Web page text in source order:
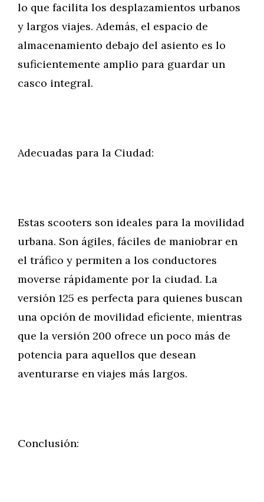
lo que facilita los desplazamientos urbanos
y largos viajes. Además, el espacio de
almacenamiento debajo del asiento es lo
suficientemente amplio para guardar un
casco integral.
Adecuadas para la Ciudad:
Estas scooters son ideales para la movilidad
urbana. Son ágiles, fáciles de maniobrar en
el tráfico y permiten a los conductores
moverse rápidamente por la ciudad. La
versión 125 es perfecta para quienes buscan
una opción de movilidad eficiente, mientras
que la versión 200 ofrece un poco más de
potencia para aquellos que desean
aventurarse en viajes más largos.
Conclusión: